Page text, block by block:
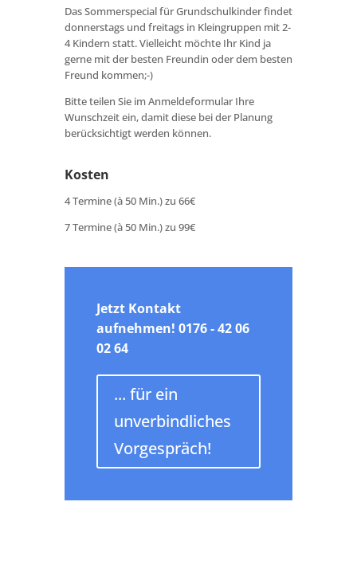
Das Sommerspecial für Grundschulkinder findet
donnerstags und freitags in Kleingruppen mit 2-
4 Kindern statt. Vielleicht möchte Ihr Kind ja
gerne mit der besten Freundin oder dem besten
Freund kommen;-)
Bitte teilen Sie im Anmeldeformular Ihre
Wunschzeit ein, damit diese bei der Planung
berücksichtigt werden können.
Kosten
4 Termine (à 50 Min.) zu 66€
7 Termine (à 50 Min.) zu 99€
Jetzt Kontakt
aufnehmen! 0176 - 42 06
02 64
... für ein
unverbindliches
Vorgespräch!